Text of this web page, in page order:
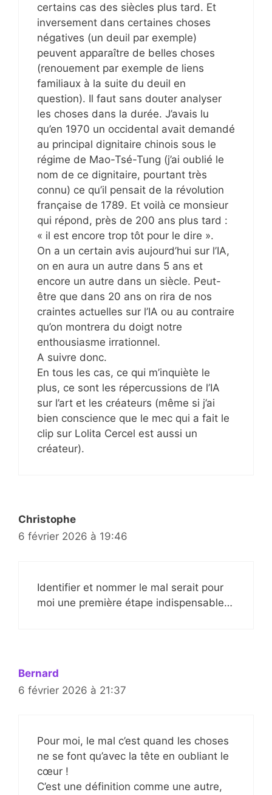
certains cas des siècles plus tard. Et
inversement dans certaines choses
négatives (un deuil par exemple)
peuvent apparaître de belles choses
(renouement par exemple de liens
familiaux à la suite du deuil en
question). Il faut sans douter analyser
les choses dans la durée. J’avais lu
qu’en 1970 un occidental avait demandé
au principal dignitaire chinois sous le
régime de Mao-Tsé-Tung (j’ai oublié le
nom de ce dignitaire, pourtant très
connu) ce qu’il pensait de la révolution
française de 1789. Et voilà ce monsieur
qui répond, près de 200 ans plus tard :
« il est encore trop tôt pour le dire ».
On a un certain avis aujourd’hui sur l’IA,
on en aura un autre dans 5 ans et
encore un autre dans un siècle. Peut-
être que dans 20 ans on rira de nos
craintes actuelles sur l’IA ou au contraire
qu’on montrera du doigt notre
enthousiasme irrationnel.
A suivre donc.
En tous les cas, ce qui m’inquiète le
plus, ce sont les répercussions de l’IA
sur l’art et les créateurs (même si j’ai
bien conscience que le mec qui a fait le
clip sur Lolita Cercel est aussi un
créateur).
Christophe
6 février 2026 à 19:46
Identifier et nommer le mal serait pour
moi une première étape indispensable…
Bernard
6 février 2026 à 21:37
Pour moi, le mal c’est quand les choses
ne se font qu’avec la tête en oubliant le
cœur !
C’est une définition comme une autre,